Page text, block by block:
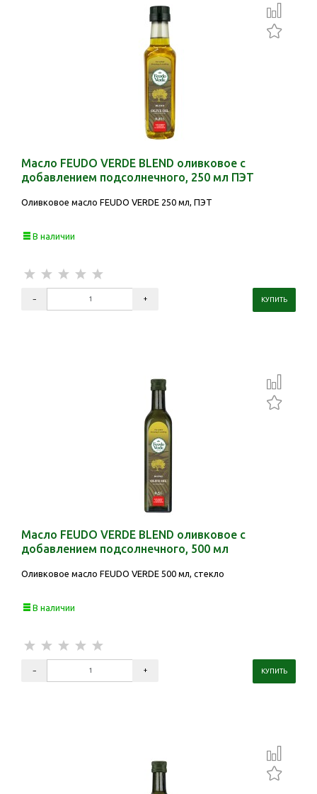
Масло FEUDO VERDE BLEND оливковое с
добавлением подсолнечного, 250 мл ПЭТ
Оливковое масло FEUDO VERDE 250 мл, ПЭТ
В наличии
Масло FEUDO VERDE BLEND оливковое с
добавлением подсолнечного, 500 мл
Оливковое масло FEUDO VERDE 500 мл, стекло
В наличии